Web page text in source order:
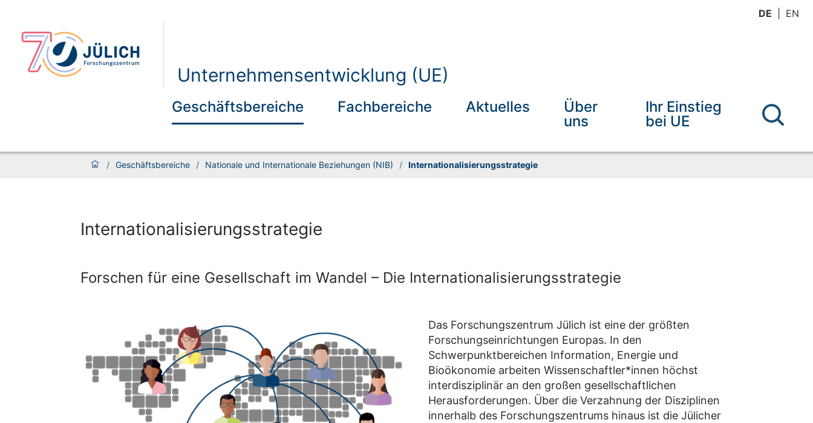
DE EN
Unternehmensentwicklung (UE)
Geschäftsbereiche Fachbereiche Aktuelles
Über
uns
Ihr Einstieg
bei UE
/ Geschäftsbereiche / Nationale und Internationale Beziehungen (NIB) / Internationalisierungsstrategie
Internationalisierungsstrategie
Forschen für eine Gesellschaft im Wandel – Die Internationalisierungsstrategie
Das Forschungszentrum Jülich ist eine der größten
Forschungseinrichtungen Europas. In den
Schwerpunktbereichen Information, Energie und
Bioökonomie arbeiten Wissenschaftler*innen höchst
interdisziplinär an den großen gesellschaftlichen
Herausforderungen. Über die Verzahnung der Disziplinen
innerhalb des Forschungszentrums hinaus ist die Jülicher